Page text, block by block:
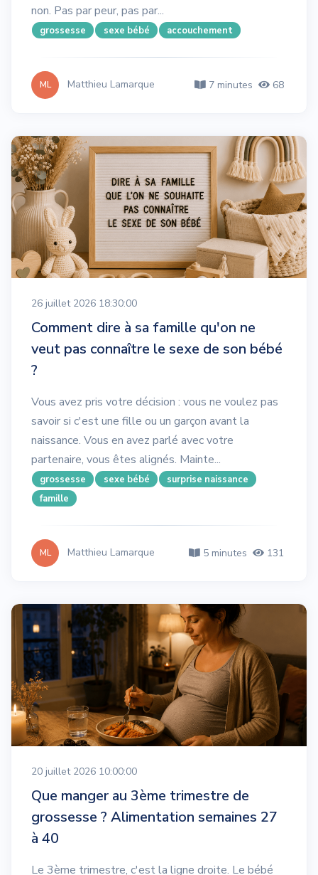
non. Pas par peur, pas par...
grossesse sexe bébé accouchement
ML Matthieu Lamarque 7 minutes 68
26 juillet 2026 18:30:00
Comment dire à sa famille qu'on ne
veut pas connaître le sexe de son bébé
?
Vous avez pris votre décision : vous ne voulez pas
savoir si c'est une fille ou un garçon avant la
naissance. Vous en avez parlé avec votre
partenaire, vous êtes alignés. Mainte...
grossesse sexe bébé
surprise naissance
famille
ML Matthieu Lamarque 5 minutes 131
20 juillet 2026 10:00:00
Que manger au 3ème trimestre de
grossesse ? Alimentation semaines 27
à 40
Le 3ème trimestre, c'est la ligne droite. Le bébé